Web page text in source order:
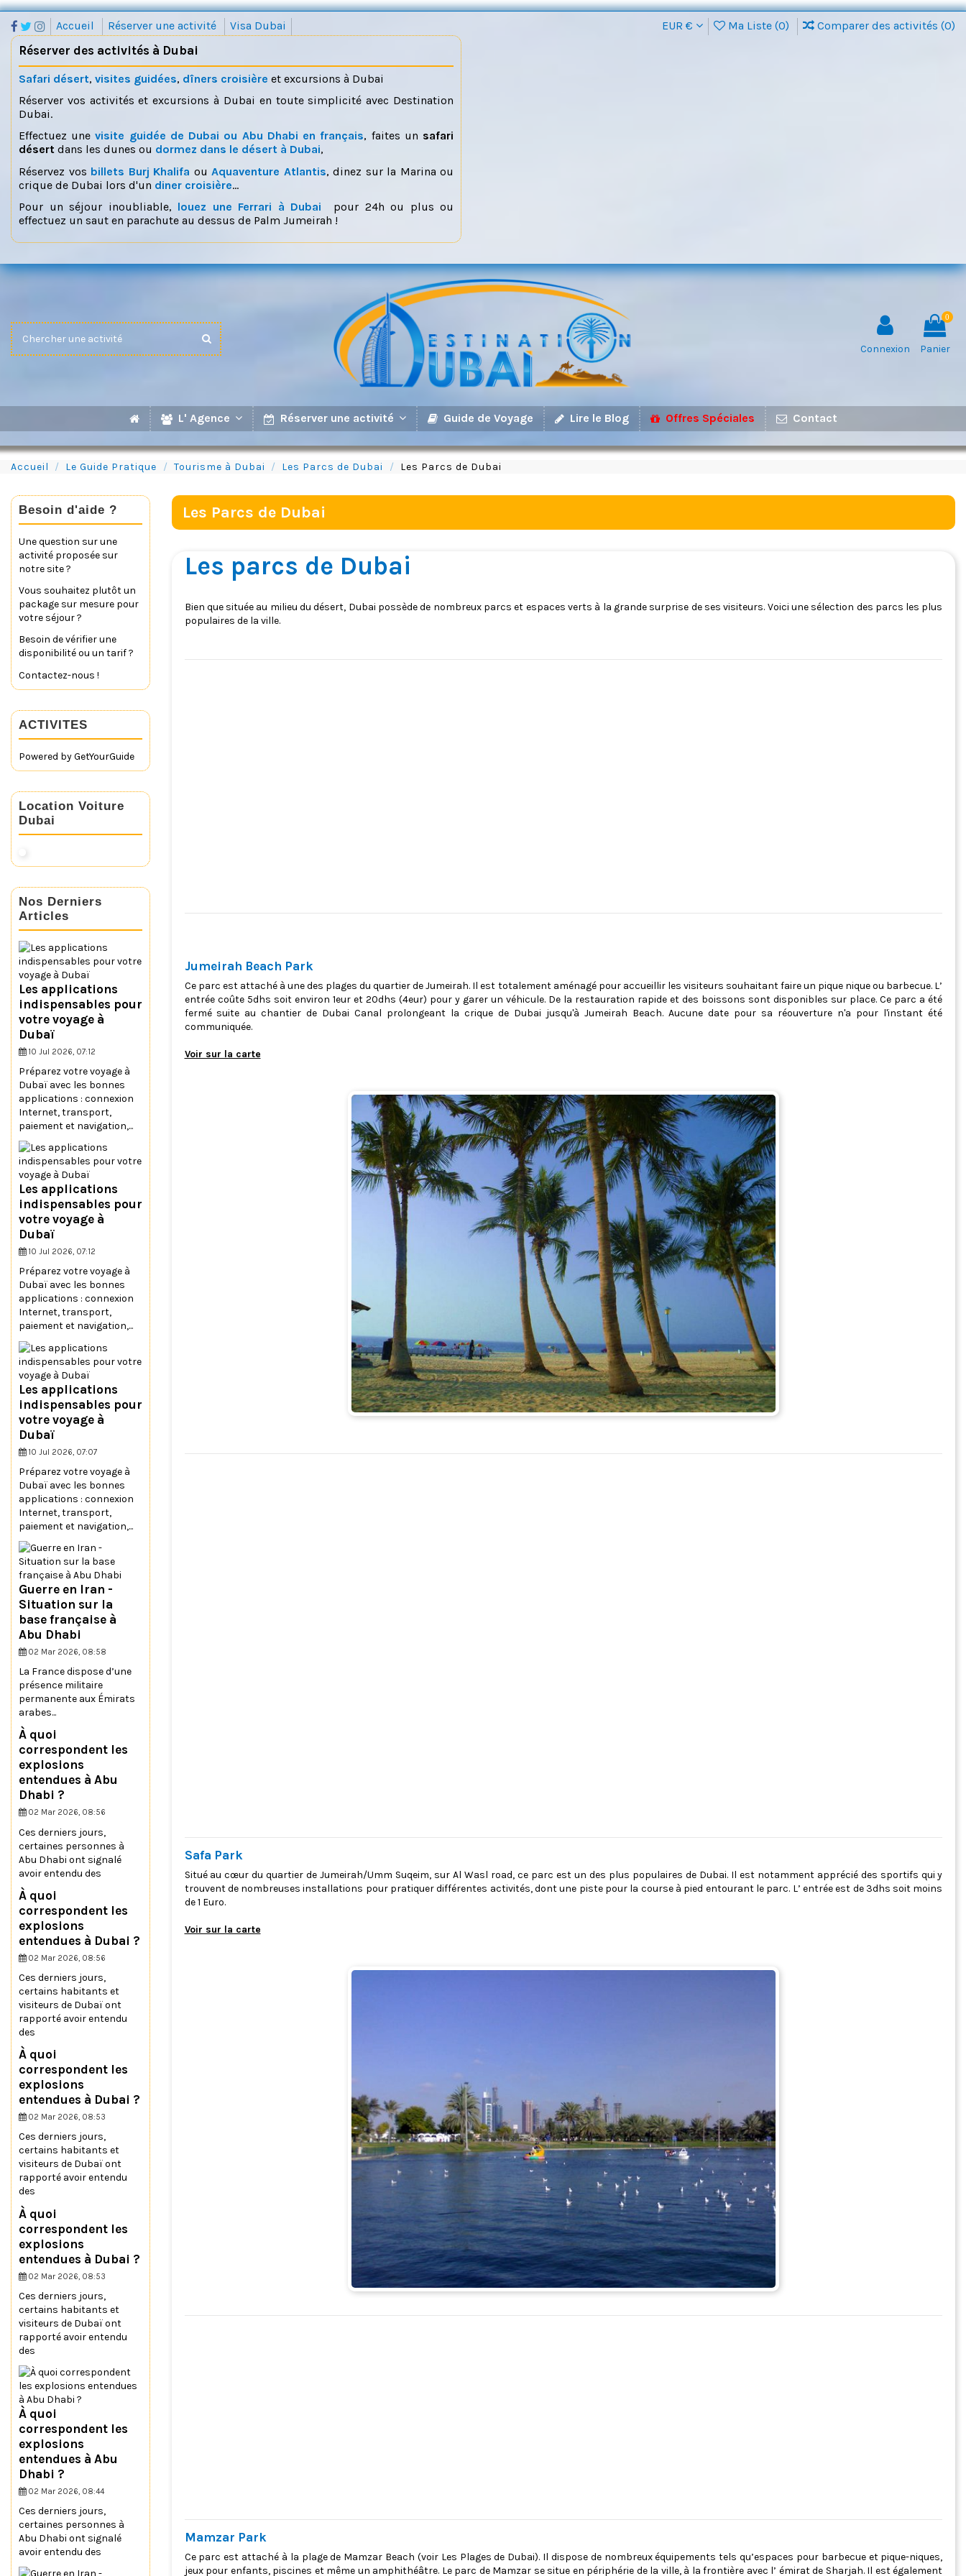
Accueil Réserver une activité Visa Dubai
Réserver des activités à Dubai
Safari désert, visites guidées, dîners croisière et excursions à Dubai
Réserver vos activités et excursions à Dubai en toute simplicité avec Destination
Dubai.
Effectuez unevisite guidée de Dubai ou Abu Dhabi en français, faites un safari
désert dans les dunes ou dormez dans le désert à Dubai,
Réservez vos billets Burj Khalifa ou Aquaventure Atlantis, dinez sur la Marina ou
crique de Dubai lors d'un diner croisière...
Pour un séjour inoubliable, louez une Ferrari à Dubai
pour 24h ou plus ou
effectuez un saut en parachute au dessus de Palm Jumeirah !
EUR € Ma Liste (0) Comparer des activités (0)
Connexion
0
Panier
L' Agence Réserver une activité Guide de Voyage Lire le Blog Offres Spéciales Contact
Accueil Le Guide Pratique Tourisme à Dubai Les Parcs de Dubai Les Parcs de Dubai
Les Parcs de Dubai
Les parcs de Dubai
Bien que située au milieu du désert, Dubai possède de nombreux parcs et espaces verts à la grande surprise de ses visiteurs. Voici une sélection des parcs les plus
populaires de la ville.
Jumeirah Beach Park
Ce parc est attaché à une des plages du quartier de Jumeirah. Il est totalement aménagé pour accueillir les visiteurs souhaitant faire un pique nique ou barbecue. L’
entrée coûte 5dhs soit environ 1eur et 20dhs (4eur) pour y garer un véhicule. De la restauration rapide et des boissons sont disponibles sur place. Ce parc a été
fermé suite au chantier de Dubai Canal prolongeant la crique de Dubai jusqu'à Jumeirah Beach. Aucune date pour sa réouverture n'a pour l'instant été
communiquée.
Voir sur la carte
Safa Park
Situé au cœur du quartier de Jumeirah/Umm Suqeim, sur Al Wasl road, ce parc est un des plus populaires de Dubai. Il est notamment apprécié des sportifs qui y
trouvent de nombreuses installations pour pratiquer différentes activités, dont une piste pour la course à pied entourant le parc. L’ entrée est de 3dhs soit moins
de 1 Euro.
Voir sur la carte
Mamzar Park
Ce parc est attaché à la plage de Mamzar Beach (voir Les Plages de Dubai). Il dispose de nombreux équipements tels qu’espaces pour barbecue et pique-niques,
jeux pour enfants, piscines et même un amphithéâtre. Le parc de Mamzar se situe en périphérie de la ville, à la frontière avec l’ émirat de Sharjah. Il est également
Besoin d'aide ?
Une question sur une
activité proposée sur
notre site ?
Vous souhaitez plutôt un
package sur mesure pour
votre séjour ?
Besoin de vérifier une
disponibilité ou un tarif ?
Contactez-nous !
ACTIVITES
Powered byGetYourGuide
Location Voiture
Dubai
Nos Derniers
Articles
Les applications
indispensables pour
votre voyage à
Dubaï
10 Jul 2026, 07:12
Préparez votre voyage à
Dubaï avec les bonnes
applications : connexion
Internet, transport,
paiement et navigation,...
Les applications
indispensables pour
votre voyage à
Dubaï
10 Jul 2026, 07:12
Préparez votre voyage à
Dubaï avec les bonnes
applications : connexion
Internet, transport,
paiement et navigation,...
Les applications
indispensables pour
votre voyage à
Dubaï
10 Jul 2026, 07:07
Préparez votre voyage à
Dubaï avec les bonnes
applications : connexion
Internet, transport,
paiement et navigation,...
Guerre en Iran -
Situation sur la
base française à
Abu Dhabi
02 Mar 2026, 08:58
La France dispose d’une
présence militaire
permanente aux Émirats
arabes...
À quoi
correspondent les
explosions
entendues à Abu
Dhabi ?
02 Mar 2026, 08:56
Ces derniers jours,
certaines personnes à
Abu Dhabi ont signalé
avoir entendu des
À quoi
correspondent les
explosions
entendues à Dubai ?
02 Mar 2026, 08:56
Ces derniers jours,
certains habitants et
visiteurs de Dubaï ont
rapporté avoir entendu
des
À quoi
correspondent les
explosions
entendues à Dubai ?
02 Mar 2026, 08:53
Ces derniers jours,
certains habitants et
visiteurs de Dubaï ont
rapporté avoir entendu
des
À quoi
correspondent les
explosions
entendues à Dubai ?
02 Mar 2026, 08:53
Ces derniers jours,
certains habitants et
visiteurs de Dubaï ont
rapporté avoir entendu
des
À quoi
correspondent les
explosions
entendues à Abu
Dhabi ?
02 Mar 2026, 08:44
Ces derniers jours,
certaines personnes à
Abu Dhabi ont signalé
avoir entendu des